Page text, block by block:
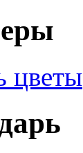
цветы